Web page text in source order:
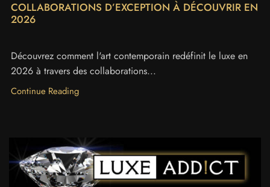
COLLABORATIONS D’EXCEPTION À DÉCOUVRIR EN
2026
Découvrez comment l'art contemporain redéfinit le luxe en
2026 à travers des collaborations...
Continue Reading